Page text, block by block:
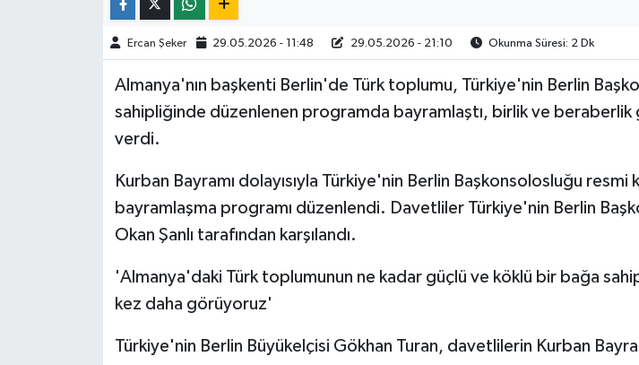
Ercan Şeker 29.05.2026 - 11:48 29.05.2026 - 21:10 Okunma Süresi: 2 Dk
Almanya'nın başkenti Berlin'de Türk toplumu, Türkiye'nin Berlin
sahipliğinde düzenlenen programda bayramlaştı, birlik ve beraberlik
verdi.
Kurban Bayramı dolayısıyla Türkiye'nin Berlin Başkonsolosluğu resmi
bayramlaşma programı düzenlendi. Davetliler Türkiye'nin Berlin
Okan Şanlı tarafından karşılandı.
'Almanya'daki Türk toplumunun ne kadar güçlü ve köklü bir bağa
kez daha görüyoruz'
Türkiye'nin Berlin Büyükelçisi Gökhan Turan, davetlilerin Kurban
TÜRKİYE